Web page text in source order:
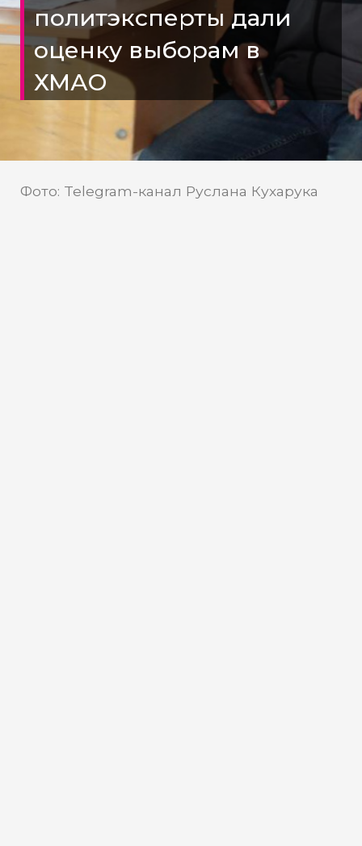
политэксперты дали
оценку выборам в
ХМАО
Фото: Telegram-канал Руслана Кухарука